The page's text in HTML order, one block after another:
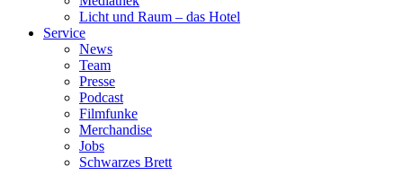
Licht und Raum – das Hotel
Ser­vice
News
Team
Pres­se
Pod­cast
Film­fun­ke
Mer­chan­di­se
Jobs
Schwar­zes Brett